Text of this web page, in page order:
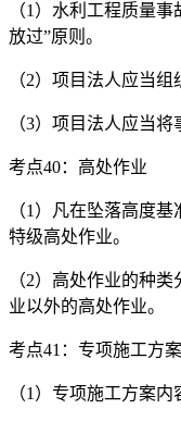
（1）水利工程质量
放过”原则。
（2）项目法人应当
（3）项目法人应当
考点40：高处作业
（1）凡在坠落高度
特级高处作业。
（2）高处作业的种
业以外的高处作业。
考点41：专项施工方案
（1）专项施工方案